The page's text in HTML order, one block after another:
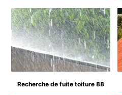
Recherche de fuite toiture 88